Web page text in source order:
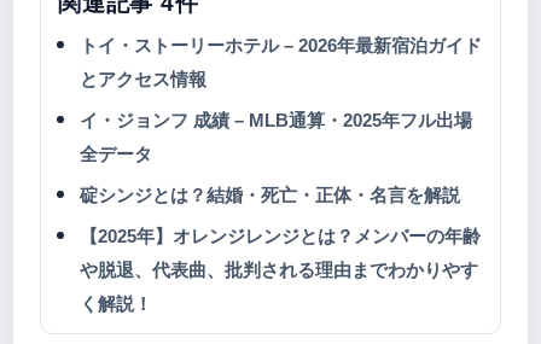
トイ・ストーリーホテル – 2026年最新宿泊ガイド
とアクセス情報
イ・ジョンフ 成績 – MLB通算・2025年フル出場
全データ
碇シンジとは？結婚・死亡・正体・名言を解説
【2025年】オレンジレンジとは？メンバーの年齢
や脱退、代表曲、批判される理由までわかりやす
く解説！